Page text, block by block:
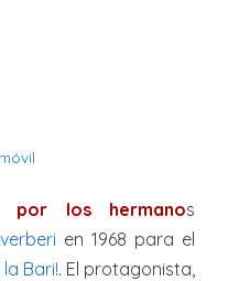
por los hermanos
en 1968 para el
Bari!. El protagonista,